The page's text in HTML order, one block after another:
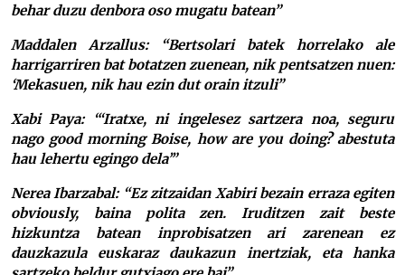
behar duzu denbora oso mugatu batean”
Maddalen Arzallus: “Bertsolari batek horrelako ale
harrigarriren bat botatzen zuenean, nik pentsatzen nuen:
‘Mekasuen, nik hau ezin dut orain itzuli”
Xabi Paya: “‘Iratxe, ni ingelesez sartzera noa, seguru
nago good morning Boise, how are you doing? abestuta
hau lehertu egingo dela’”
Nerea Ibarzabal: “Ez zitzaidan Xabiri bezain erraza egiten
obviously, baina polita zen. Iruditzen zait beste
hizkuntza batean inprobisatzen ari zarenean ez
dauzkazula euskaraz daukazun inertziak, eta hanka